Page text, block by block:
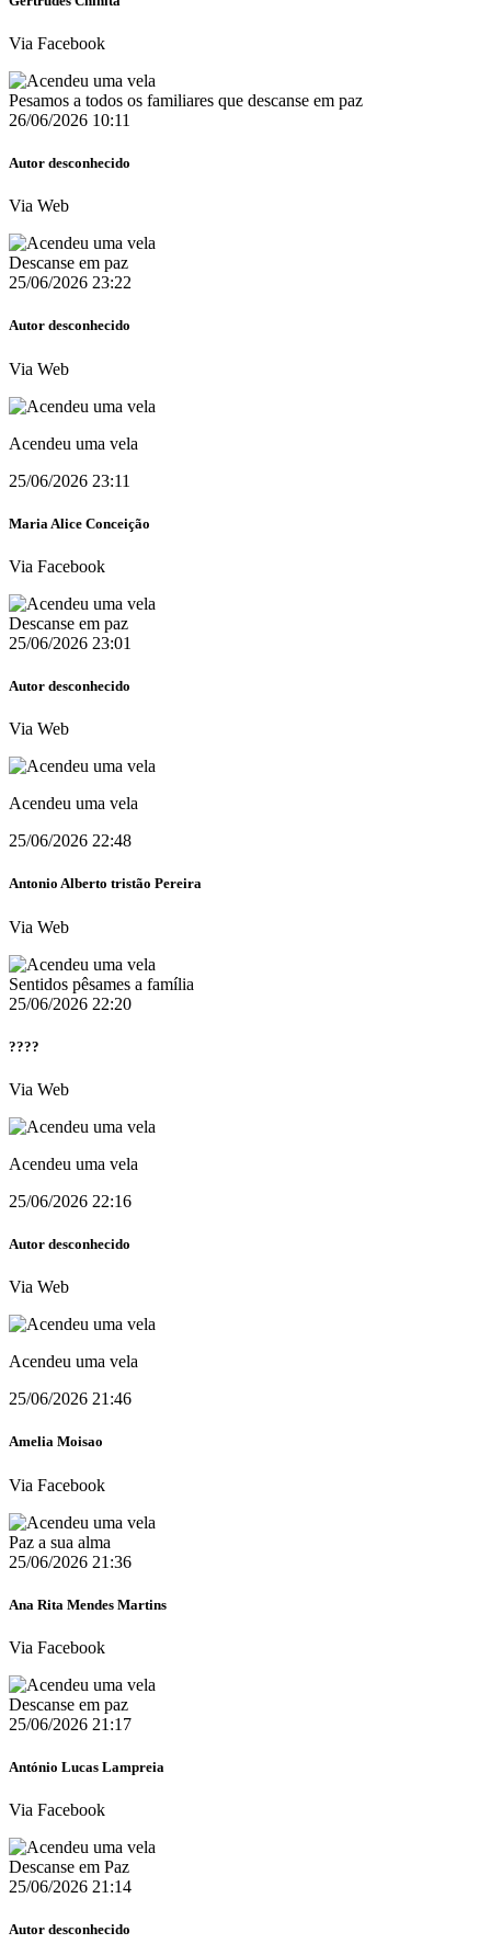
Via Facebook
Pesamos a todos os familiares que descanse em paz
26/06/2026 10:11
Autor desconhecido
Via Web
Descanse em paz
25/06/2026 23:22
Autor desconhecido
Via Web
Acendeu uma vela
25/06/2026 23:11
Maria Alice Conceição
Via Facebook
Descanse em paz
25/06/2026 23:01
Autor desconhecido
Via Web
Acendeu uma vela
25/06/2026 22:48
Antonio Alberto tristão Pereira
Via Web
Sentidos pêsames a família
25/06/2026 22:20
????
Via Web
Acendeu uma vela
25/06/2026 22:16
Autor desconhecido
Via Web
Acendeu uma vela
25/06/2026 21:46
Amelia Moisao
Via Facebook
Paz a sua alma
25/06/2026 21:36
Ana Rita Mendes Martins
Via Facebook
Descanse em paz
25/06/2026 21:17
António Lucas Lampreia
Via Facebook
Descanse em Paz
25/06/2026 21:14
Autor desconhecido